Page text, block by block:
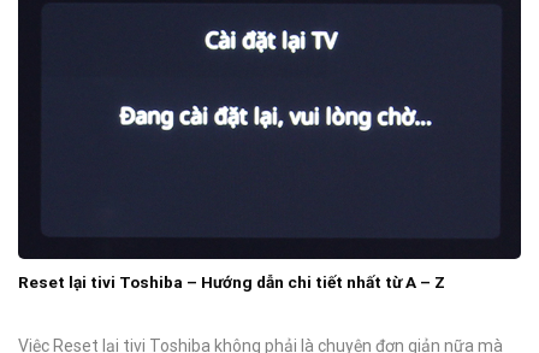
Reset lại tivi Toshiba – Hướng dẫn chi tiết nhất từ A – Z
Việc Reset lại tivi Toshiba không phải là chuyện đơn giản nữa mà